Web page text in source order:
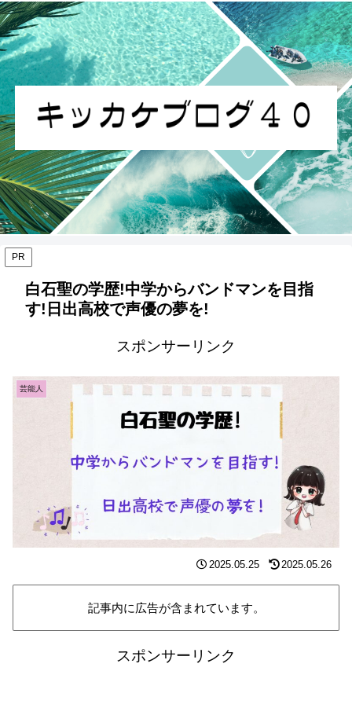
PR
白石聖の学歴!中学からバンドマンを目指
す!日出高校で声優の夢を!
スポンサーリンク
芸能人
2025.05.25 2025.05.26
記事内に広告が含まれています。
スポンサーリンク